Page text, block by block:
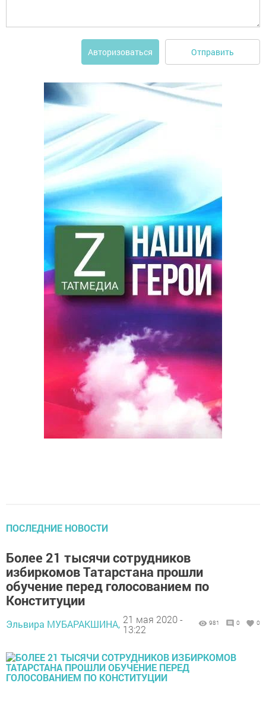
Авторизоваться Отправить
ПОСЛЕДНИЕ НОВОСТИ
Более 21 тысячи сотрудников
избиркомов Татарстана прошли
обучение перед голосованием по
Конституции
Эльвира МУБАРАКШИНА, 21 мая 2020 -
13:22
981 0 0